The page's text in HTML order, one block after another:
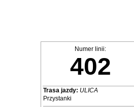
Numer linii:
402
Trasa jazdy: ULICA
Przystanki